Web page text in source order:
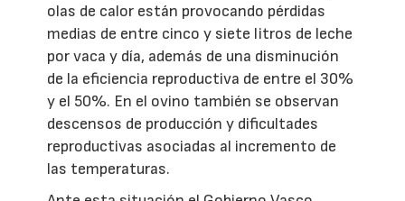
olas de calor están provocando pérdidas
medias de entre cinco y siete litros de leche
por vaca y día, además de una disminución
de la eficiencia reproductiva de entre el 30%
y el 50%. En el ovino también se observan
descensos de producción y dificultades
reproductivas asociadas al incremento de
las temperaturas.